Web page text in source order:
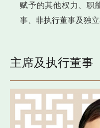
赋予的其他权力、职
事、非执行董事及独
主席及执行董事